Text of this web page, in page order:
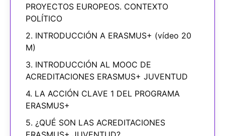
PROYECTOS EUROPEOS. CONTEXTO
POLÍTICO
2. INTRODUCCIÓN A ERASMUS+ (vídeo 20
M)
3. INTRODUCCIÓN AL MOOC DE
ACREDITACIONES ERASMUS+ JUVENTUD
4. LA ACCIÓN CLAVE 1 DEL PROGRAMA
ERASMUS+
5. ¿QUÉ SON LAS ACREDITACIONES